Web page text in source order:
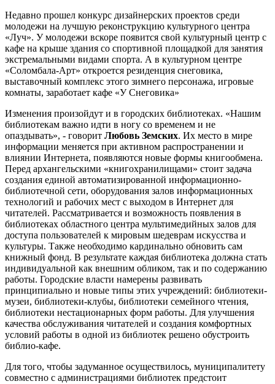
Недавно прошел конкурс дизайнерских проектов среди
молодежи на лучшую реконструкцию культурного центра
«Луч». У молодежи вскоре появится свой культурный центр с
кафе на крыше здания со спортивной площадкой для занятия
экстремальными видами спорта. А в культурном центре
«Соломбала-Арт» откроется резиденция снеговика,
выставочный комплекс этого зимнего персонажа, игровые
комнаты, заработает кафе «У Снеговика»
Изменения произойдут и в городских библиотеках. «Нашим
библиотекам важно идти в ногу со временем и не
опаздывать», - говорит Любовь Земских. Их место в мире
информации меняется при активном распространении и
влиянии Интернета, появляются новые формы книгообмена.
Перед архангельскими «книгохранилищами» стоит задача
создания единой автоматизированной информационно-
библиотечной сети, оборудования залов информационных
технологий и рабочих мест с выходом в Интернет для
читателей. Рассматривается и возможность появления в
библиотеках областного центра мультимедийных залов для
доступа пользователей к мировым шедеврам искусства и
культуры. Также необходимо кардинально обновить сам
книжный фонд. В результате каждая библиотека должна стать
индивидуальной как внешним обликом, так и по содержанию
работы. Городские власти намерены развивать
принципиально и новые типы этих учреждений: библиотеки-
музеи, библиотеки-клубы, библиотеки семейного чтения,
библиотеки нестационарных форм работы. Для улучшения
качества обслуживания читателей и создания комфортных
условий работы в одной из библиотек решено обустроить
библио-кафе.
Для того, чтобы задуманное осуществилось, муниципалитету
совместно с администрациями библиотек предстоит